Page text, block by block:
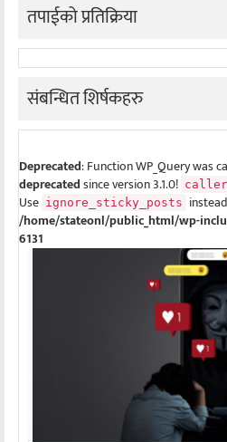
तपाईको प्रतिक्रिया
संबन्धित शिर्षकहरु
Deprecated: Function WP_Query was
deprecatedsince version 3.1.0!
Use ignore_sticky_posts
/home/stateonl/public_html/wp-
6131